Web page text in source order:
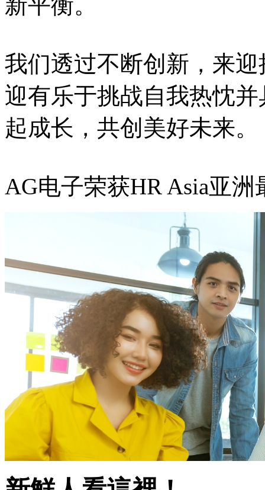
新平衡。
我们透过不断创新，来
迎有乐于挑战自我热忱
起成长，共创美好未来。
AG电子荣获HR Asia亚